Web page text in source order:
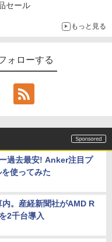
セール
もっと見る
ォローする
過去最安! Anker注目プ
使ってみた
。産経新聞社がAMD R
2千台導入